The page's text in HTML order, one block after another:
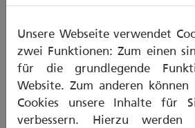
00:00/02:50
PROFESSIONELLE
MP4
Unsere Webseite verwendet
zwei Funktionen: Zum einen
für die grundlegende
Website. Zum anderen
Cookies unsere Inhalte für
verbessern. Hierzu werden